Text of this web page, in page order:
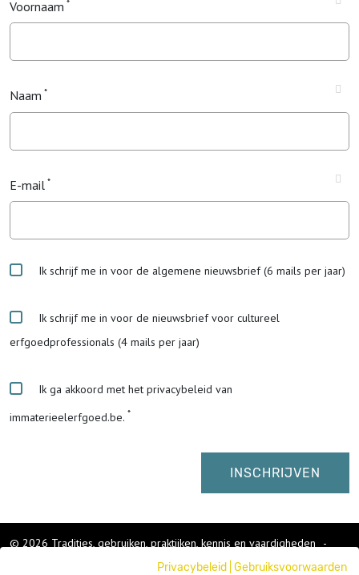
Voornaam
Naam
E-mail
Ik schrijf me in voor de algemene nieuwsbrief (6 mails per jaar)
Ik schrijf me in voor de nieuwsbrief voor cultureel
erfgoedprofessionals (4 mails per jaar)
Ik ga akkoord met het privacybeleid van
immaterieelerfgoed.be.
© 2026 Tradities, gebruiken, praktijken, kennis en vaardigheden
-
Privacybeleid Gebruiksvoorwaarden